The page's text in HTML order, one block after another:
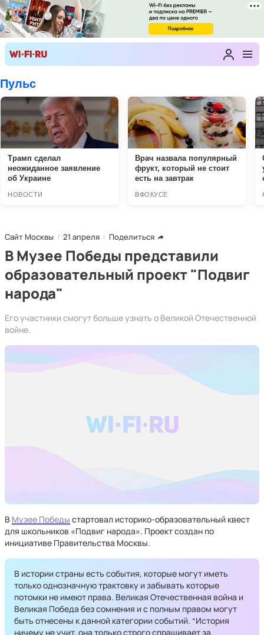
Сайт Москвы 21 апреля Поделиться
В Музее Победы представили
образовательный проект "Подвиг
народа"
Его участники смогут больше узнать о Великой Отечественной
войне.
В Музее Победы стартовал историко-образовательный квест
для школьников «Подвиг народа». Проект создан по
инициативе Правительства Москвы.
В истории страны есть события, которые могут иметь
только однозначную трактовку и забывать которые
потомки не имеют права. Великая Отечественная война и
Великая Победа без сомнения и с полным правом могут
быть отнесены к данной категории событий. “История
ничему не учит, она только строго спрашивает за